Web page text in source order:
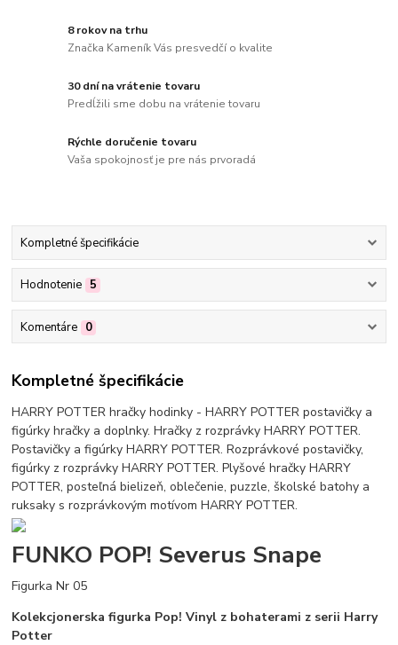
8 rokov na trhu
Značka Kameník Vás presvedčí o kvalite
30 dní na vrátenie tovaru
Predĺžili sme dobu na vrátenie tovaru
Rýchle doručenie tovaru
Vaša spokojnosť je pre nás prvoradá
Kompletné špecifikácie
Hodnotenie 5
Komentáre 0
Kompletné špecifikácie
HARRY POTTER hračky hodinky - HARRY POTTER postavičky a
figúrky hračky a doplnky. Hračky z rozprávky HARRY POTTER.
Postavičky a figúrky HARRY POTTER. Rozprávkové postavičky,
figúrky z rozprávky HARRY POTTER. Plyšové hračky HARRY
POTTER, posteľná bielizeň, oblečenie, puzzle, školské batohy a
ruksaky s rozprávkovým motívom HARRY POTTER.
FUNKO POP! Severus Snape
Figurka Nr 05
Kolekcjonerska figurka Pop! Vinyl z bohaterami z serii Harry
Potter